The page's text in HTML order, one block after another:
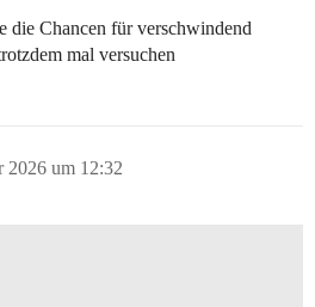
die Chancen für verschwindend
mal versuchen
2026 um 12:32